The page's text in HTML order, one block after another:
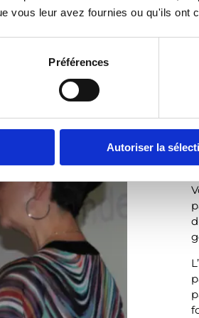
vous leur avez fournies ou qu'ils ont
Préférences
Autoriser la